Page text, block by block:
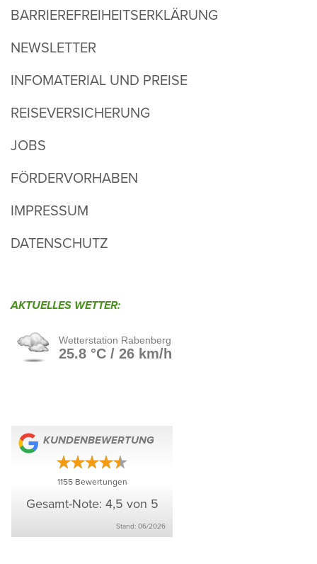
BARRIEREFREIHEITSERKLÄRUNG
NEWSLETTER
INFOMATERIAL UND PREISE
REISEVERSICHERUNG
JOBS
FÖRDERVORHABEN
IMPRESSUM
DATENSCHUTZ
AKTU­ELLES WETTER:
KUNDEN­BE­WER­TUNG
1155Bewer­tungen
Gesamt-Note: 4,5 von 5
Stand: 06/​2026